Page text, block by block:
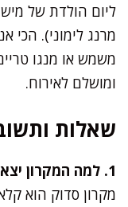
ליום הולדת של
מרנג לימוני). הכי
משמש או מנגו
ומושלם לאירוח.
שאלות
1. למה המקרון יצא סדוק וכואב בעין?
מקרון סדוק הוא